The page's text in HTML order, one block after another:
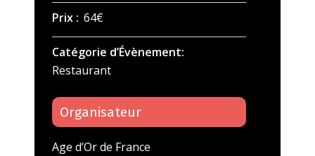
Prix : 64€
Catégorie d’Évènement:
Restaurant
Organisateur
Age d’Or de France